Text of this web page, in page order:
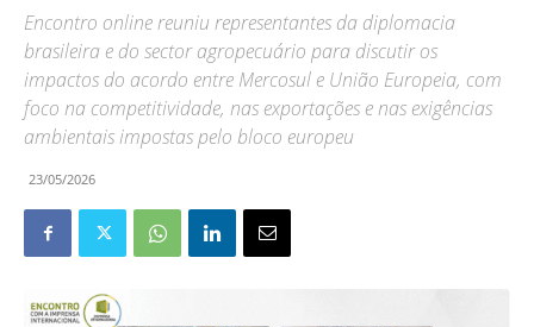
Encontro online reuniu representantes da diplomacia
brasileira e do sector agropecuário para discutir os
impactos do acordo entre Mercosul e União Europeia, com
foco na competitividade, nas exportações e nas exigências
ambientais impostas pelo bloco europeu
23/05/2026